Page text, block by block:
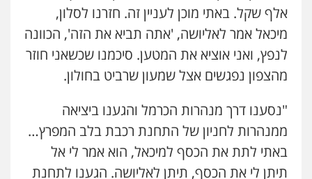
אלף שקל. באתי מוכן לעניין זה. חזרנו לסלון,
מיכאל אמר לאליושה, 'אתה תביא את הזה', הכוונה
לנפץ, ואני אוציא את המטען. סיכמנו שכשאני חוזר
מהצפון נפגשים אצל שמעון שרביט בחולון.
"נסענו דרך מנהרות הכרמל והגענו ביציאה
ממנהרות לחניון של התחנת רכבת בלב המפרץ…
באתי לתת את הכסף למיכאל, הוא אמר לי אל
תיתן לי את הכסף, תיתן לאליושה. הגענו לתחנת